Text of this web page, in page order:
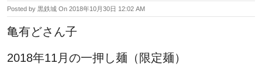
Posted by 黒鉄城 On 2018年10月30日 12:02 AM
亀有どさん子
2018年11月の一押し麺（限定麺）